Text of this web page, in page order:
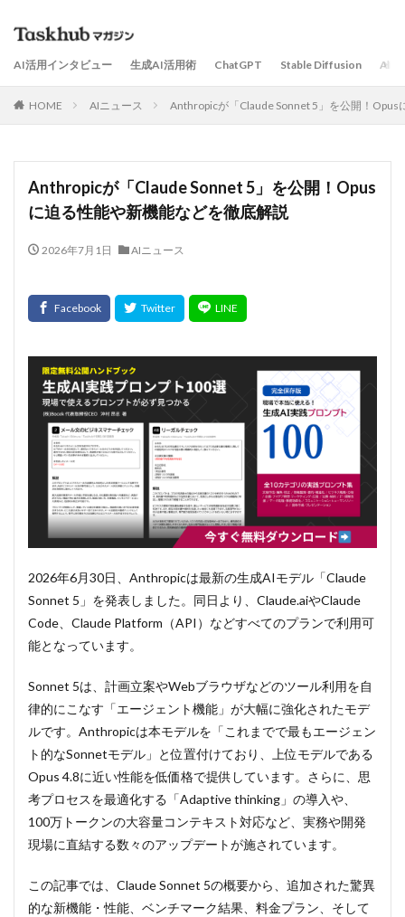
AI活用インタビュー 生成AI活用術 ChatGPT Stable Diffusion AIサ
HOME AIニュース Anthropicが「Claude Sonnet 5」を公開！Opus
Anthropicが「Claude Sonnet 5」を公開！Opus
に迫る性能や新機能などを徹底解説
2026年7月1日 AIニュース
2026年6月30日、Anthropicは最新の生成AIモデル「Claude
Sonnet 5」を発表しました。同日より、Claude.aiやClaude
Code、Claude Platform（API）などすべてのプランで利用可
能となっています。
Sonnet 5は、計画立案やWebブラウザなどのツール利用を自
律的にこなす「エージェント機能」が大幅に強化されたモデ
ルです。Anthropicは本モデルを「これまでで最もエージェン
ト的なSonnetモデル」と位置付けており、上位モデルである
Opus 4.8に近い性能を低価格で提供しています。さらに、思
考プロセスを最適化する「Adaptive thinking」の導入や、
100万トークンの大容量コンテキスト対応など、実務や開発
現場に直結する数々のアップデートが施されています。
この記事では、Claude Sonnet 5の概要から、追加された驚異
的な新機能・性能、ベンチマーク結果、料金プラン、そして